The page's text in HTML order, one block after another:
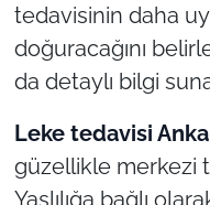
tedavisinin daha
doğuracağını
da detaylı bilgi
Leke tedavisi
güzellikle merkezi
Yaşlılığa bağlı
Genel
Politika
Flaş Haber
Dış Haberler